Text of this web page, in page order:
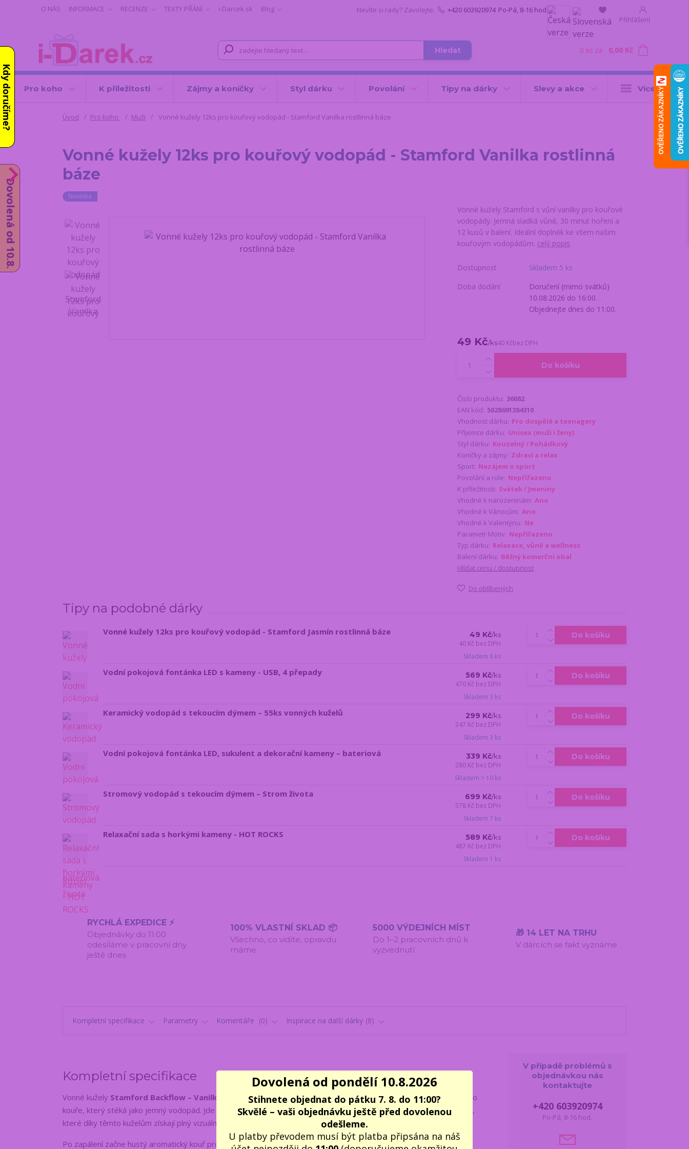
O NÁS INFORMACE RECENZE TEXTY PŘÁNÍ i-Darcek.sk
Blog
Přihlášení
Hledat
Nevíte si rady? Zavolejte. +420 603920974 Po-Pá, 8-16 hod.
0 ks za 0,00 Kč
Pro koho K příležitosti Zájmy a koníčky Styl dárku Povolání Tipy na dárky Slevy a akce Více
Úvod Pro koho Muži Vonné kužely 12ks pro kouřový vodopád - Stamford Vanilka rostlinná báze
Vonné kužely 12ks pro kouřový vodopád - Stamford Vanilka rostlinná
báze
Novinka
Vonné kužely Stamford s vůní vanilky pro kouřové
vodopády. Jemná sladká vůně, 30 minut hoření a
12 kusů v balení. Ideální doplněk ke všem našim
kouřovým vodopádům. celý popis
Dostupnost
Skladem 5 ks
Doba dodání
Doručení (mimo svátků)
10.08.2026 do 16:00. .
Objednejte dnes do 11:00.
49 Kč/ks40 Kčbez DPH
Do košíku
Číslo produktu: 36082
EAN kód: 5028691384310
Vhodnost dárku: Pro dospělé a teenagery
Příjemce dárku: Unisex (muži i ženy)
Styl dárku: Kouzelný / Pohádkový
Koníčky a zájmy: Zdraví a relax
Sport: Nezájem o sport
Povolání a role: Nepřířazeno
K příležitosti: Svátek / Jmeniny
Vhodné k narozeninám: Ano
Vhodné k Vánocům: Ano
Vhodné k Valentýnu: Ne
Parametr Motiv: Nepřiřazeno
Typ dárku: Relaxace, vůně a wellness
Balení dárku: Běžný komerční obal
Hlídat cenu / dostupnost
Do oblíbených
Tipy na podobné dárky
Vonné kužely 12ks pro kouřový vodopád - Stamford Jasmín rostlinná báze 49 Kč/ks
40 Kč bez DPH
Skladem 6 ks
Do košíku
Vodní pokojová fontánka LED s kameny - USB, 4 přepady 569 Kč/ks
470 Kč bez DPH
Skladem 3 ks
Do košíku
Keramický vodopád s tekoucím dýmem – 55ks vonných kuželů 299 Kč/ks
247 Kč bez DPH
Skladem 3 ks
Do košíku
Vodní pokojová fontánka LED, sukulent a dekorační kameny – bateriová 339 Kč/ks
280 Kč bez DPH
Skladem > 10 ks
Do košíku
Stromový vodopád s tekoucím dýmem – Strom života 699 Kč/ks
578 Kč bez DPH
Skladem 7 ks
Do košíku
Relaxační sada s horkými kameny - HOT ROCKS 589 Kč/ks
487 Kč bez DPH
Skladem 1 ks
Do košíku
RYCHLÁ EXPEDICE ⚡
Objednávky do 11:00
odesíláme v pracovní dny
ještě dnes
100% VLASTNÍ SKLAD 📦
Všechno, co vidíte, opravdu
máme
5000 VÝDEJNÍCH MÍST
Do 1–2 pracovních dnů k
vyzvednutí
🎁 14 LET NA TRHU
V dárcích se fakt vyznáme
Kompletní specifikace Parametry Komentáře 0 Inspirace na další dárky 8
Kompletní specifikace
Vonné kužely Stamford Backflow – Vanilka
jsou určeny speciálně pro kouřové vodopády a vytvářejí efekt padajícího
kouře, který stéká jako jemný vodopád. Jde o doplňkové příslušenství k našim dekorativnímkouřovým vodopádům ,
které díky těmto kuželům získají plný vizuální i aromatický efekt.
Po zapálení začne hustý aromatický kouř proudit směrem dolů a vytvářet u stojánku mlžný závoj. Vanilka
je hřejivá,
V případě problémů s
objednávkou nás
kontaktujte
+420 603920974
Po-Pá, 8-16 hod.
Dovolená od pondělí 10.8.2026
Stihnete objednat do pátku 7. 8. do 11:00?
Skvělé – vaši objednávku ještě před dovolenou
odešleme.
U platby převodem musí být platba připsána na náš
Dovolená od 10.8.
Kdy doručíme? OVĚŘENO ZÁKAZNÍKY